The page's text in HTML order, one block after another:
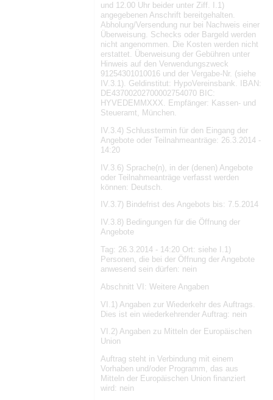
und 12.00 Uhr beider unter Ziff. I.1)
angegebenen Anschrift bereitgehalten.
Abholung/Versendung nur bei Nachweis einer
Überweisung. Schecks oder Bargeld werden
nicht angenommen. Die Kosten werden nicht
erstattet. Überweisung der Gebühren unter
Hinweis auf den Verwendungszweck
91254301010016 und der Vergabe-Nr. (siehe
IV.3.1). Geldinstitut: HypoVereinsbank. IBAN:
DE43700202700002754070 BIC:
HYVEDEMMXXX. Empfänger: Kassen- und
Steueramt, München.
IV.3.4) Schlusstermin für den Eingang der
Angebote oder Teilnahmeanträge: 26.3.2014 -
14:20
IV.3.6) Sprache(n), in der (denen) Angebote
oder Teilnahmeanträge verfasst werden
können: Deutsch.
IV.3.7) Bindefrist des Angebots bis: 7.5.2014
IV.3.8) Bedingungen für die Öffnung der
Angebote
Tag: 26.3.2014 - 14:20 Ort: siehe I.1)
Personen, die bei der Öffnung der Angebote
anwesend sein dürfen: nein
Abschnitt VI: Weitere Angaben
VI.1) Angaben zur Wiederkehr des Auftrags.
Dies ist ein wiederkehrender Auftrag: nein
VI.2) Angaben zu Mitteln der Europäischen
Union
Auftrag steht in Verbindung mit einem
Vorhaben und/oder Programm, das aus
Mitteln der Europäischen Union finanziert
wird: nein